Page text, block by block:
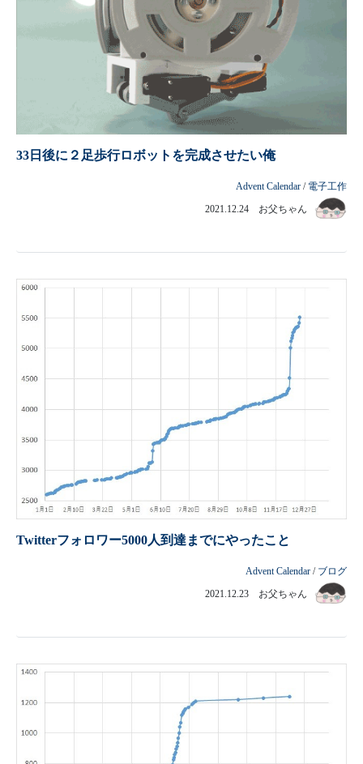
33日後に２足歩行ロボットを完成させたい俺
Advent Calendar / 電子工作
2021.12.24 お父ちゃん
Twitterフォロワー5000人到達までにやったこと
Advent Calendar / ブログ
2021.12.23 お父ちゃん